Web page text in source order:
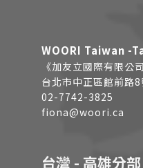
WOORI Taiwan -
《加友立國際有限公司
台北市中正區館前路
02-7742-3825
fiona@woori.ca
台灣 - 高雄分部